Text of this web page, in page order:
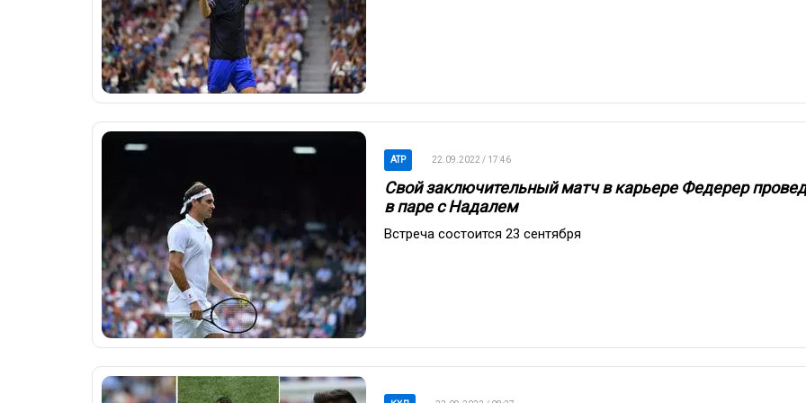
ATP 22.09.2022 / 17:46
Свой заключительный матч в карьере Федерер
в паре с Надалем
Встреча состоится 23 сентября